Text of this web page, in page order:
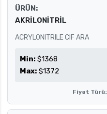
ÜRÜN:
AKRİLONİTRİL
ACRYLONITRILE CIF ARA
Min: $1368
Max: $1372
Fiyat Türü: